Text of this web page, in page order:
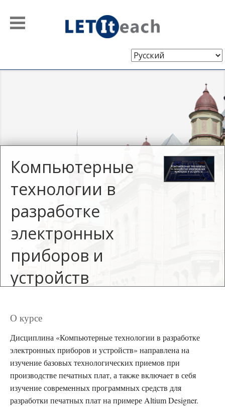
Выберите
язык
Компьютерные
технологии в
разработке
электронных
приборов и
устройств
Для зачисления
на курс требуется
приглашение
О курсе
Дисциплина «Компьютерные технологии в разработке
электронных приборов и устройств» направлена на
изучение базовых технологических приемов при
производстве печатных плат, а также включает в себя
изучение современных программных средств для
разработки печатных плат на примере Altium Designer.